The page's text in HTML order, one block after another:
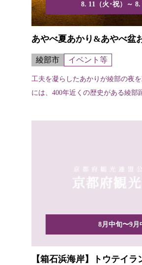
8. 11（火･祝）～ 8.
あやべ夏あかり&あやべ盆
綾部市 イベント等
工夫を凝らしたあかりが綾部の夜
には、400年近くの歴史がある綾部
8月中旬〜9月
【箱石浜海岸】トウテイラ